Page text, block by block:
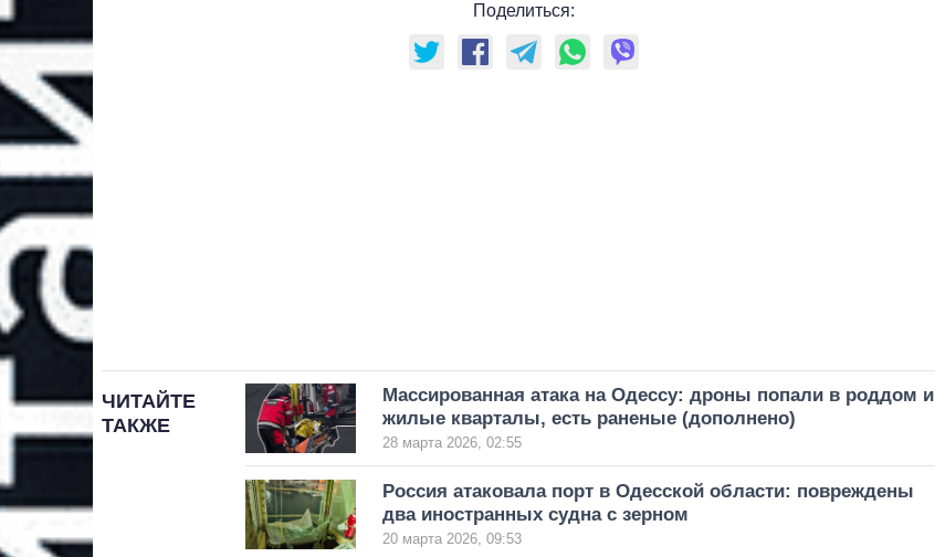
Поделиться:
ЧИТАЙТЕ
ТАКЖЕ
Массированная атака на Одессу: дроны попали в роддом и
жилые кварталы, есть раненые (дополнено)
28 марта 2026, 02:55
Россия атаковала порт в Одесской области: повреждены
два иностранных судна с зерном
20 марта 2026, 09:53